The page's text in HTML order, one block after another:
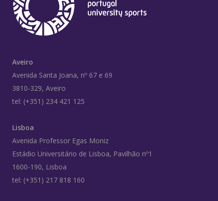
Aveiro
Avenida Santa Joana, nº 67 e 69
3810-329, Aveiro
tel: (+351) 234 421 125
Lisboa
Avenida Professor Egas Moniz
Estádio Universitário de Lisboa, Pavilhão nº1
1600-190, Lisboa
tel: (+351) 217 818 160